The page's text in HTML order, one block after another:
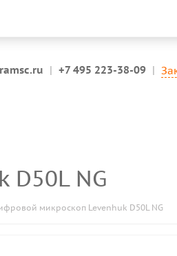
| +7 495 223-38-09 |
D50L NG
микроскоп Levenhuk D50L NG